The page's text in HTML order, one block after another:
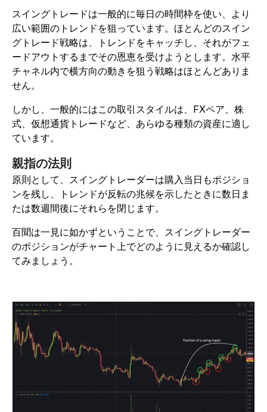
スイングトレードは一般的に毎日の時間枠を使い、より
広い範囲のトレンドを狙っています。ほとんどのスイン
グトレード戦略は、トレンドをキャッチし、それがフェ
ードアウトするまでその恩恵を受けようとします。水平
チャネル内で横方向の動きを狙う戦略はほとんどありま
せん。
しかし、一般的にはこの取引スタイルは、FXペア、株
式、仮想通貨トレードなど、あらゆる種類の資産に適し
ています。
親指の法則
原則として、スイングトレーダーは購入当日もポジショ
ンを残し、トレンドが反転の兆候を示したときに数日ま
たは数週間後にそれらを閉じます。
百聞は一見に如かずということで、スイングトレーダー
のポジションがチャート上でどのように見えるか確認し
てみましょう。